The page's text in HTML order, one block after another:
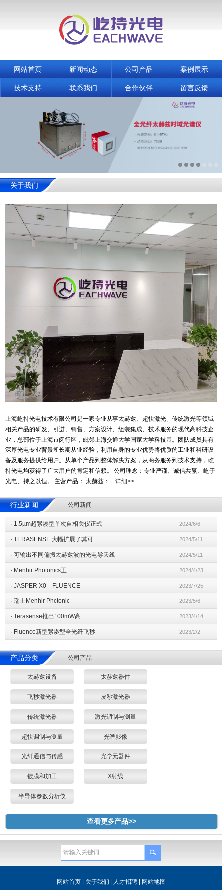
网站首页 新闻动态 公司产品 案例展示
技术支持 联系我们 合作伙伴 留言反馈
关于我们
上海屹持光电技术有限公司是一家专业从事太赫兹、超快激光、传统激光等领域
相关产品的研发、引进、销售、方案设计、组装集成、技术服务的现代高科技企
业，总部位于上海市闵行区，毗邻上海交通大学国家大学科技园。团队成员具有
深厚光电专业背景和长期从业经验，利用自身的专业优势将优质的工业和科研设
备及服务提供给用户。从单个产品到整体解决方案，从商务服务到技术支持，屹
持光电均获得了广大用户的肯定和信赖。 公司理念：专业严谨、诚信共赢、屹于
光电、持之以恒。 主营产品： 太赫兹： ... 详细>>
行业新闻 公司新闻
· 1.5µm超紧凑型单次自相关仪正式 2024/6/6
· TERASENSE 大幅扩展了其可 2024/5/11
· 可输出不同偏振太赫兹波的光电导天线 2024/5/11
· Menhir Photonics正 2024/4/23
· JASPER X0—FLUENCE 2023/7/25
· 瑞士Menhir Photonic 2023/5/6
· Terasense推出100mW高 2023/4/14
· Fluence新型紧凑型全光纤飞秒 2023/2/2
产品分类 公司产品
太赫兹设备 太赫兹器件
飞秒激光器 皮秒激光器
传统激光器 激光调制与测量
超快调制与测量 光谱影像
光纤通信与传感 光学元器件
镀膜和加工 X射线
半导体参数分析仪
查看更多产品>>
网站首页| 关于我们 | 人才招聘| 网站地图